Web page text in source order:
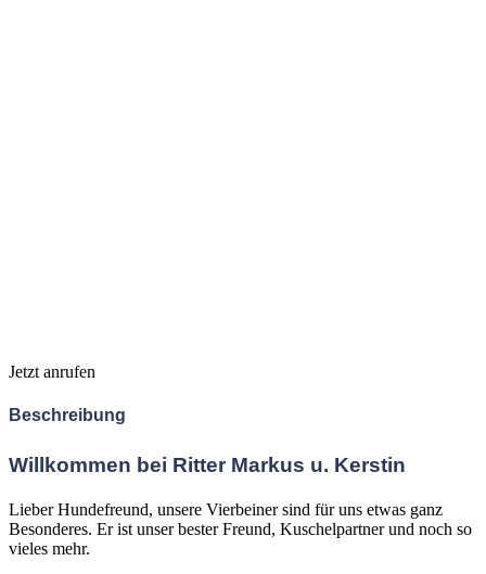
Jetzt anrufen
Beschreibung
Willkommen bei Ritter Markus u. Kerstin
Lieber Hundefreund, unsere Vierbeiner sind für uns etwas ganz
Besonderes. Er ist unser bester Freund, Kuschelpartner und noch so
vieles mehr.